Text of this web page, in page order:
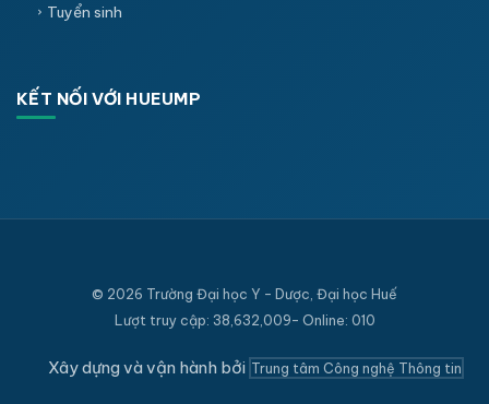
Tuyển sinh
KẾT NỐI VỚI HUEUMP
© 2026 Trường Đại học Y - Dược, Đại học Huế
Lượt truy cập: 38,632,009- Online: 010
Xây dựng và vận hành bởi Trung tâm Công nghệ Thông tin